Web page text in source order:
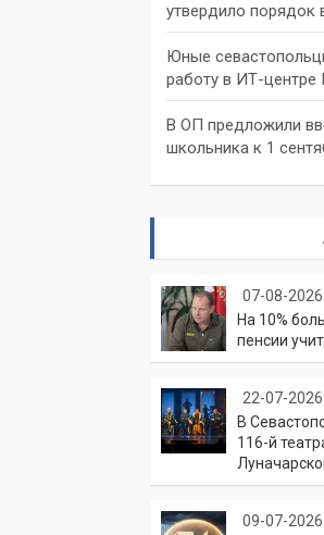
утвердило порядок
Юные
работу в ИТ-центре
В ОП предложили
школьника к 1
07-08-
На 10%
пенсии
22-07-
В
116-й
09-07-2026